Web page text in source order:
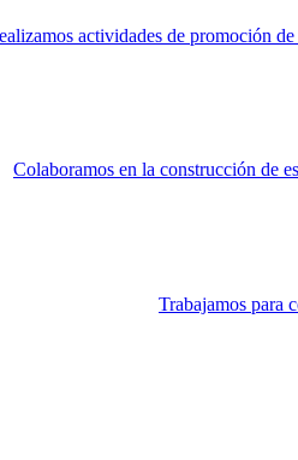
actividades de promoción
Colaboramos en la construcción de
Trabajamos para